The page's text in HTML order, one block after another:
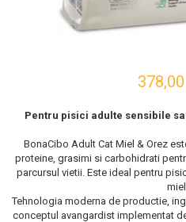
Pentru pisici adulte sensibile
BonaCibo Adult Cat Miel & Orez
proteine, grasimi si carbohidrati
parcursul vietii. Este ideal pentru
miel.
Tehnologia moderna de productie,
conceptul avangardist implementat